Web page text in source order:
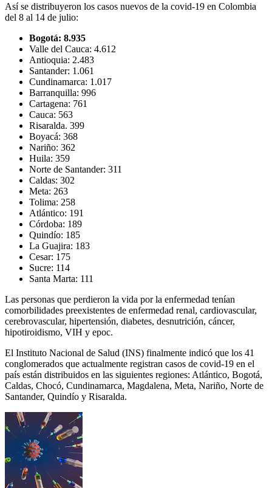
Así se distribuyeron los casos nuevos de la covid-19 en Colombia
del 8 al 14 de julio:
Bogotá: 8.935
Valle del Cauca: 4.612
Antioquia: 2.483
Santander: 1.061
Cundinamarca: 1.017
Barranquilla: 996
Cartagena: 761
Cauca: 563
Risaralda. 399
Boyacá: 368
Nariño: 362
Huila: 359
Norte de Santander: 311
Caldas: 302
Meta: 263
Tolima: 258
Atlántico: 191
Córdoba: 189
Quindío: 185
La Guajira: 183
Cesar: 175
Sucre: 114
Santa Marta: 111
Las personas que perdieron la vida por la enfermedad tenían
comorbilidades preexistentes de enfermedad renal, cardiovascular,
cerebrovascular, hipertensión, diabetes, desnutrición, cáncer,
hipotiroidismo, VIH y epoc.
El Instituto Nacional de Salud (INS) finalmente indicó que los 41
conglomerados que actualmente registran casos de covid-19 en el
país están distribuidos en las siguientes regiones: Atlántico, Bogotá,
Caldas, Chocó, Cundinamarca, Magdalena, Meta, Nariño, Norte de
Santander, Quindío y Risaralda.